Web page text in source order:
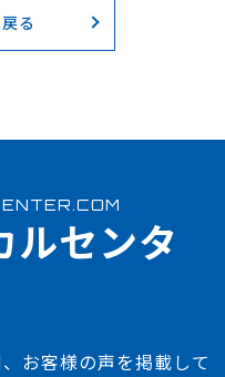
る
ルセンタ
お客様の声を掲載して